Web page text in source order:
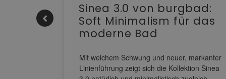
Sinea 3.0 von burgbad:
Soft Minimalism für das
moderne Bad
Mit weichem Schwung und neuer, markanter
Linienführung zeigt sich die Kollektion Sinea